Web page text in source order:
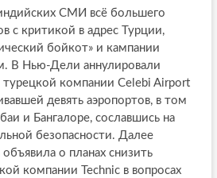
СМИ всё большего
с критикой в адрес Турции,
бойкот» и кампании
В Нью-Дели аннулировали
турецкой компании Celebi Airport
девять аэропортов, в том
и Бангалоре, сославшись на
безопасности. Далее
о планах снизить
компании Technic в вопросах